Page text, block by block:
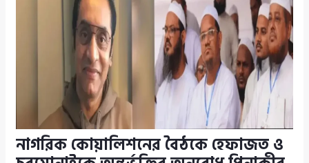
নাগরিক কোয়ালিশনের বৈঠকে হেফাজত ও